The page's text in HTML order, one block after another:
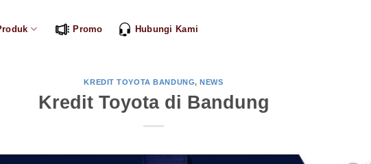
Promo Hubungi Kami
KREDIT TOYOTA BANDUNG,NEWS
Kredit Toyota di Bandung